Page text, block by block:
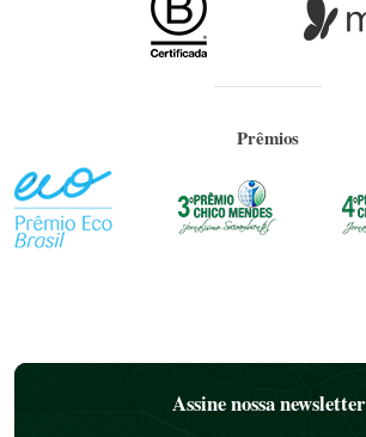
Prêmios
Assine nossa newsletter